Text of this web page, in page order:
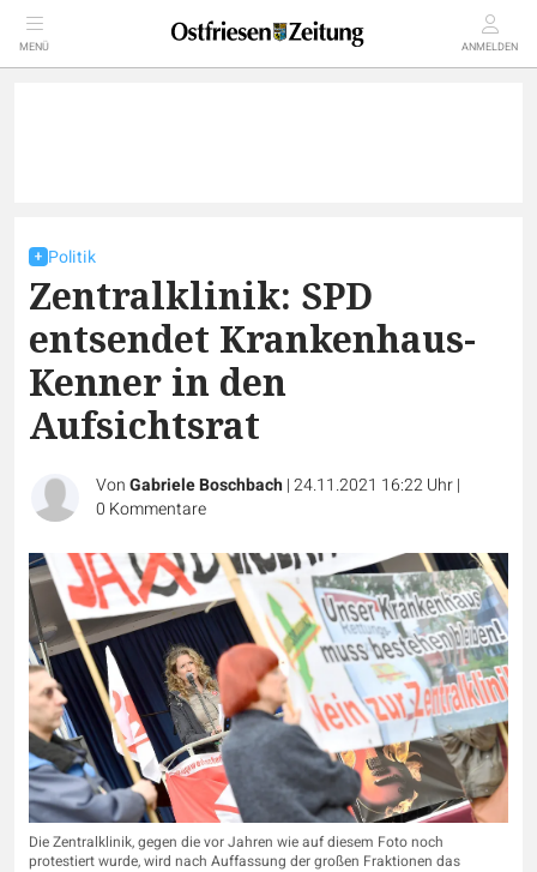
MENÜ ANMELDEN
Politik
Zentralklinik: SPD
entsendet Krankenhaus-
Kenner in den
Aufsichtsrat
VonGabriele Boschbach|24.11.2021 16:22 Uhr|
0 Kommentare
Die Zentralklinik, gegen die vor Jahren wie auf diesem Foto noch
protestiert wurde, wird nach Auffassung der großen Fraktionen das